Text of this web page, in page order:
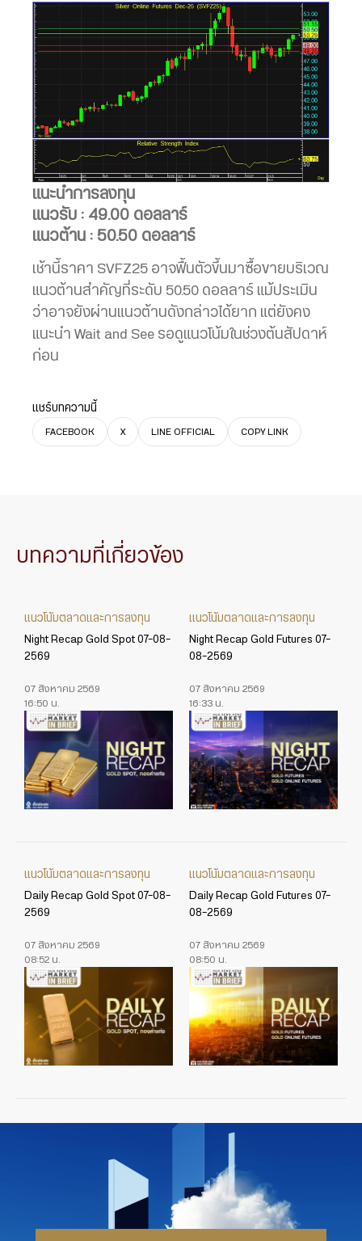
แนะนำการลงทุน
แนวรับ : 49.00 ดอลลาร์
แนวต้าน : 50.50 ดอลลาร์
เช้านี้ราคา SVFZ25 อาจฟื้นตัวขึ้นมาซื้อขายบริเวณ
แนวต้านสำคัญที่ระดับ 50.50 ดอลลาร์ แม้ประเมิน
ว่าอาจยังผ่านแนวต้านดังกล่าวได้ยาก แต่ยังคง
แนะนำ Wait and See รอดูแนวโน้มในช่วงต้นสัปดาห์
ก่อน
แชร์บทความนี้
FACEBOOK X LINE OFFICIAL COPY LINK
บทความที่เกี่ยวข้อง
แนวโน้มตลาดและการลงทุน
Night Recap Gold Spot 07-08-
2569
07 สิงหาคม 2569
16:50 น.
แนวโน้มตลาดและการลงทุน
Night Recap Gold Futures 07-
08-2569
07 สิงหาคม 2569
16:33 น.
แนวโน้มตลาดและการลงทุน
Daily Recap Gold Spot 07-08-
2569
07 สิงหาคม 2569
08:52 น.
แนวโน้มตลาดและการลงทุน
Daily Recap Gold Futures 07-
08-2569
07 สิงหาคม 2569
08:50 น.